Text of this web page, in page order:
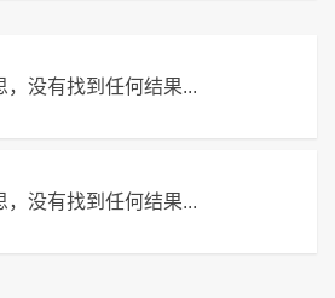
，没有找到任何结果...
，没有找到任何结果...